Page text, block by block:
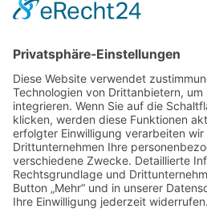
Datenschutz
Impressum